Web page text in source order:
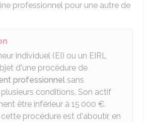
professionnel pour une autre de
individuel (EI) ou un EIRL
d'une procédure de
professionnel sans
conditions. Son actif
être inférieur à 15 000 €.
procédure est d'aboutir, en